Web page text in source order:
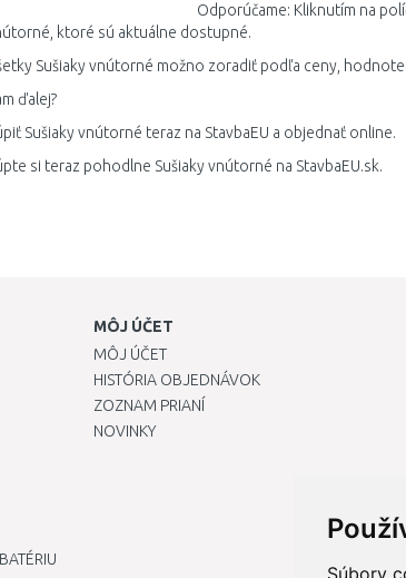
Súbory
Odporúčame: Kliknutím na
ktoré sú aktuálne dostupné.
Sušiaky vnútorné možno zoradiť podľa ceny,
ďalej?
Sušiaky vnútorné teraz na StavbaEU a objednať online.
si teraz pohodlne Sušiaky vnútorné na StavbaEU.sk.
MÔJ ÚČET
MÔJ ÚČET
HISTÓRIA OBJEDNÁVOK
ZOZNAM PRIANÍ
NOVINKY